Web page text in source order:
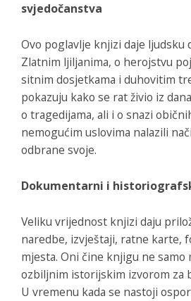
svjedočanstva
Ovo poglavlje knjizi daje ljudsku
Zlatnim ljiljanima, o herojstvu
sitnim dosjetkama i duhovitim
pokazuju kako se rat živio iz
o tragedijama, ali i o snazi
nemogućim uslovima nalazili
odbrane svoje.
Dokumentarni i
Veliku vrijednost knjizi daju
naredbe, izvještaji, ratne karte,
mjesta. Oni čine knjigu ne samo
ozbiljnim istorijskim izvorom za
U vremenu kada se nastoji